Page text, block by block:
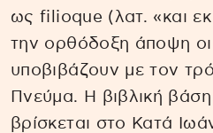
ως filioque (λατ. «και εκ
την ορθόδοξη άποψη οι
υποβιβάζουν με τον
Πνεύμα. Η βιβλική
βρίσκεται στο Κατά